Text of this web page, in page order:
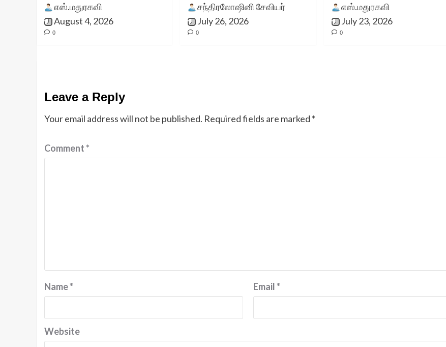
எஸ்.மதுரகவி
August 4, 2026
0
சந்திரலோஷினி சேவியர்
July 26, 2026
0
எஸ்.மதுரகவி
July 23, 2026
0
Leave a Reply
Your email address will not be published. Required fields are marked *
Comment*
Name* Email*
Website
செய்யும் இந்த
இணைத்தளத்திற்கு எனது